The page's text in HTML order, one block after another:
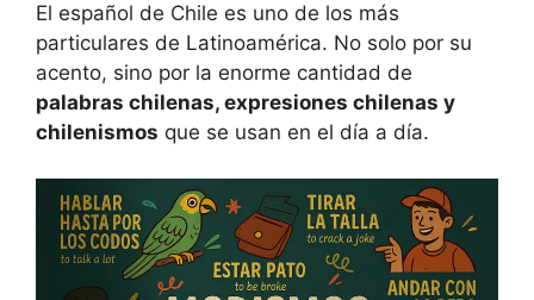
El español de Chile es uno de los más
particulares de Latinoamérica. No solo por su
acento, sino por la enorme cantidad de
palabras chilenas, expresiones chilenas y
chilenismos que se usan en el día a día.